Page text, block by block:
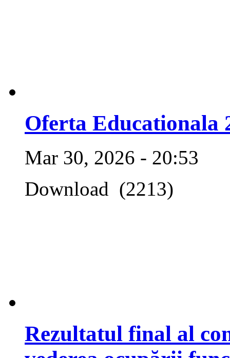
Oferta Educationala
Mar 30, 2026 - 20:53
Download (2213)
Rezultatul final al